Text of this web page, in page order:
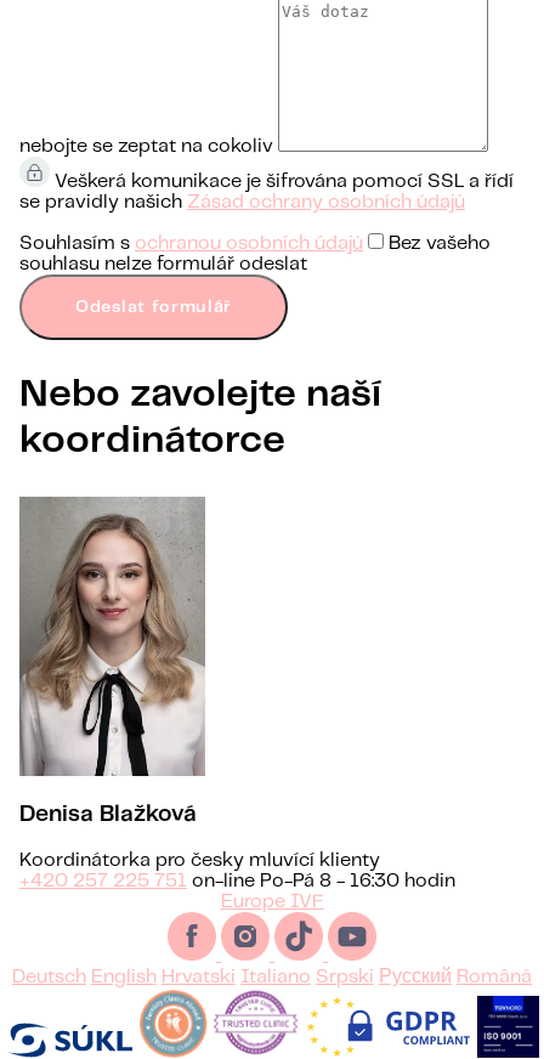
nebojte se zeptat na cokoliv
Veškerá komunikace je šifrována pomocí SSL a řídí
se pravidly našich Zásad ochrany osobních údajů
Souhlasím s ochranou osobních údajů
Bez vašeho
souhlasu nelze formulář odeslat
Odeslat formulář
Nebo zavolejte naší
koordinátorce
Denisa Blažková
Koordinátorka pro česky mluvící klienty
+420 257 225 751 on-line Po-Pá 8 - 16:30 hodin
Europe IVF
Deutsch English Hrvatski Italiano Srpski Русский Română